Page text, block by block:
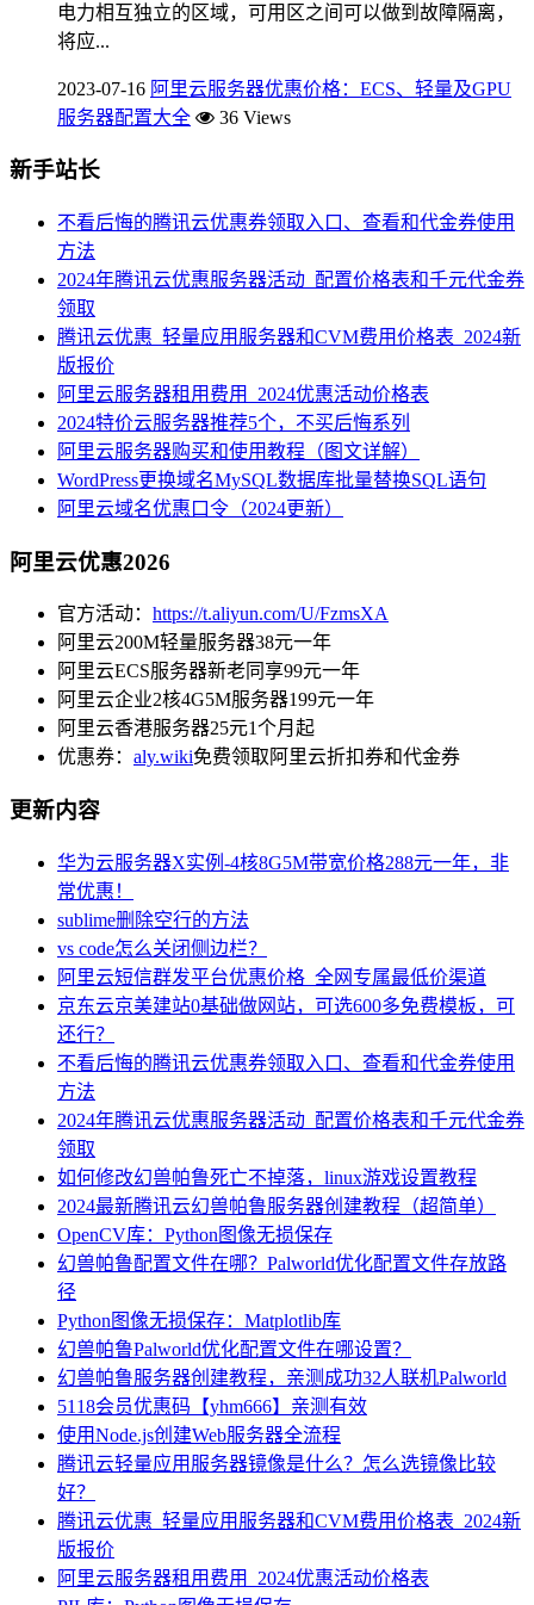
电力相互独立的区域，可用区之间可以做到故障隔离，
将应...
2023-07-16 阿里云服务器优惠价格：ECS、轻量及GPU
服务器配置大全
36 Views
新手站长
不看后悔的腾讯云优惠券领取入口、查看和代金券使用
方法
2024年腾讯云优惠服务器活动_配置价格表和千元代金券
领取
腾讯云优惠_轻量应用服务器和CVM费用价格表_2024新
版报价
阿里云服务器租用费用_2024优惠活动价格表
2024特价云服务器推荐5个，不买后悔系列
阿里云服务器购买和使用教程（图文详解）
WordPress更换域名MySQL数据库批量替换SQL语句
阿里云域名优惠口令（2024更新）
阿里云优惠2026
官方活动： https://t.aliyun.com/U/FzmsXA
阿里云200M轻量服务器38元一年
阿里云ECS服务器新老同享99元一年
阿里云企业2核4G5M服务器199元一年
阿里云香港服务器25元1个月起
优惠券： aly.wiki免费领取阿里云折扣券和代金券
更新内容
华为云服务器X实例-4核8G5M带宽价格288元一年，非
常优惠！
sublime删除空行的方法
vs code怎么关闭侧边栏？
阿里云短信群发平台优惠价格_全网专属最低价渠道
京东云京美建站0基础做网站，可选600多免费模板，可
还行？
不看后悔的腾讯云优惠券领取入口、查看和代金券使用
方法
2024年腾讯云优惠服务器活动_配置价格表和千元代金券
领取
如何修改幻兽帕鲁死亡不掉落，linux游戏设置教程
2024最新腾讯云幻兽帕鲁服务器创建教程（超简单）
OpenCV库：Python图像无损保存
幻兽帕鲁配置文件在哪？Palworld优化配置文件存放路
径
Python图像无损保存：Matplotlib库
幻兽帕鲁Palworld优化配置文件在哪设置？
幻兽帕鲁服务器创建教程，亲测成功32人联机Palworld
5118会员优惠码【yhm666】亲测有效
使用Node.js创建Web服务器全流程
腾讯云轻量应用服务器镜像是什么？怎么选镜像比较
好？
腾讯云优惠_轻量应用服务器和CVM费用价格表_2024新
版报价
阿里云服务器租用费用_2024优惠活动价格表